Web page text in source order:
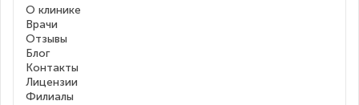
О клинике
Врачи
Отзывы
Блог
Контакты
Лицензии
Филиалы